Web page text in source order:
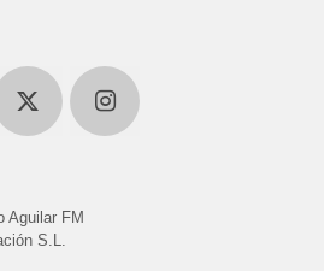
Aguilar FM
S.L.